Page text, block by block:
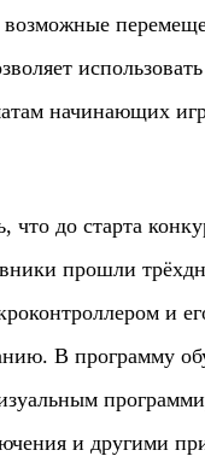
возможные
начинающих
что до старта
прошли
и
В программу
и другими
сотрудничества: